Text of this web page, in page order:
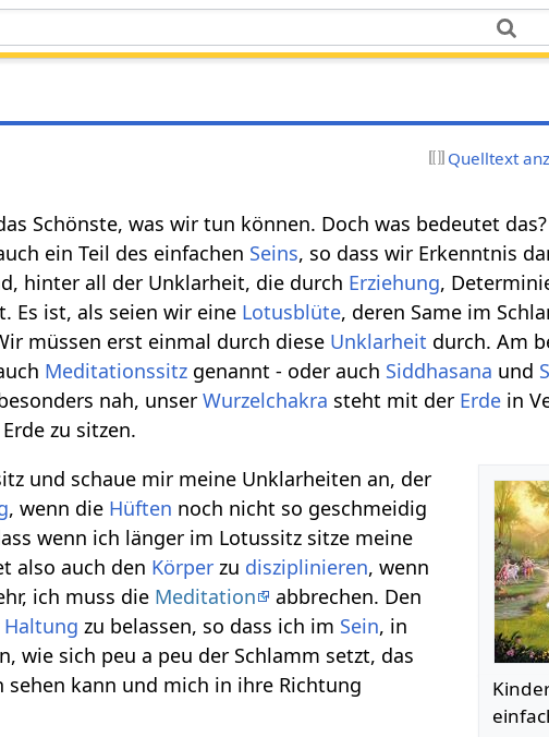
Quelltext
Schönste, was wir tun können. Doch was bedeutet
ein Teil des einfachen Seins, so dass wir Erkenntnis
hinter all der Unklarheit, die durch Erziehung,
Es ist, als seien wir eine Lotusblüte, deren Same im
müssen erst einmal durch diese Unklarheit durch. Am
Meditationssitz genannt - oder auch Siddhasana und
nah, unserWurzelchakra steht mit der Erde in
zu sitzen.
und schaue mir meine Unklarheiten an, der
, wenn die Hüften noch nicht so geschmeidig
wenn ich länger im Lotussitz sitze meine
also auch den Körper zu disziplinieren, wenn
ich muss die Meditation
abbrechen. Den
Haltung zu belassen, so dass ich im Sein, in
wie sich peu a peu der Schlamm setzt, das
sehen kann und mich in ihre Richtung